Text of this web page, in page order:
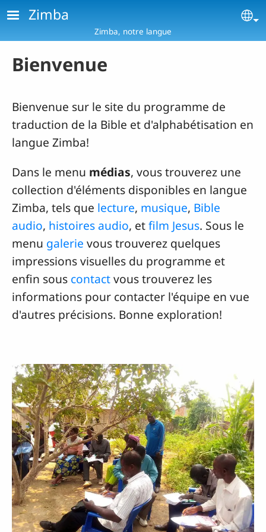
Aller au contenu principal
Zimba
Zimba, notre langue
Bienvenue
Bienvenue sur le site du programme de
traduction de la Bible et d'alphabétisation en
langue Zimba!
Dans le menu médias, vous trouverez une
collection d'éléments disponibles en langue
Zimba, tels que lecture, musique, Bible
audio, histoires audio, etfilm Jesus. Sous le
menu galerie vous trouverez quelques
impressions visuelles du programme et
enfin sous contactvous trouverez les
informations pour contacter l'équipe en vue
d'autres précisions. Bonne exploration!